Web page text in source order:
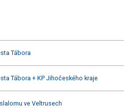
Tábora
Tábora + KP Jihočeského kraje
ve Veltrusech